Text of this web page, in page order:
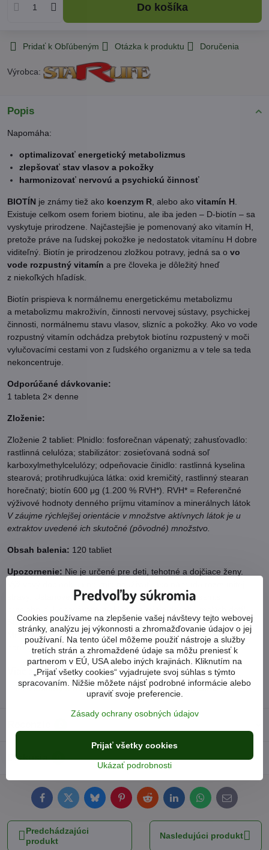
Do košíka
Pridať k Obľúbeným Otázka k produktu Doručenia
Výrobca:
Popis
Napomáha:
optimalizovať energetický metabolizmus
zlepšovať stav vlasov a pokožky
harmonizovať nervovú a psychickú činnosť
BIOTÍN je známy tiež ako koenzym R , alebo ako vitamín H
Existuje celkom osem foriem biotinu, ale iba jeden – D-biotín – sa
vyskytuje prirodzene. Najčastejšie je pomenovaný ako vitamín H,
pretože práve na ľudskej pokožke je nedostatok vitamínu H dobre
viditeľný. Biotín je prirodzenou zložkou potravy, jedná sa o vo
vode rozpustný vitamín a pre človeka je dôležitý hneď
z niekoľkých hľadísk.
Biotín prispieva k normálnemu energetickému metabolizmu
a metabolizmu makroživín, činnosti nervovej sústavy, psychickej
činnosti, normálnemu stavu vlasov, slizníc a pokožky. Ako vo vode
rozpustný vitamín odchádza prebytok biotínu rozpustený v moči
vylučovacími cestami von z ľudského organizmu a v tele sa teda
nekoncentruje.
Odporúčané dávkovanie:
1 tableta 2× denne
Zloženie:
Zloženie 2 tabliet: Plnidlo: fosforečnan vápenatý; zahusťovadlo:
rastlinná celulóza; stabilizátor: zosieťovaná sodná soľ
karboxylmethylcelulózy; odpeňovacie činidlo: rastlinná kyselina
stearová; protihrudkujúca látka: oxid kremičitý, rastlinný stearan
horečnatý; biotín 600 μg (1.200 % RVH*). RVH* = Referenčné
výživové hodnoty denného príjmu vitamínov a minerálnych látok
V záujme rýchlejšej orientácie v množstve aktívnych látok je u
extraktov uvedené ich skutočné (pôvodné) množstvo.
Obsah balenia: 120 tabliet
Upozornenie: Nie je určené pre deti, tehotné a dojčiace ženy.
stravy. Ustanovená odporúčaná denná dávka sa nesmie
Skladujte a po otvorení uchovávajte na suchom a tmavom mieste.
Minimálna trvanlivosť: do dátumu uvedeného údajom EXP na
hornej strane obalu.
Viac z kategórie
Vitamíny a minerály Produkty STARLIFE
Diskusia 0
FacebookTwitterBlueskyPinterestRedditLinkedInWhatsApp
E-
mail
Predchádzajúci
produkt
Nasledujúci produkt
Predvoľby súkromia
Cookies používame na zlepšenie vašej návštevy tejto webovej
stránky, analýzu jej výkonnosti a zhromažďovanie údajov o jej
používaní. Na tento účel môžeme použiť nástroje a služby
tretích strán a zhromaždené údaje sa môžu preniesť k
partnerom v EÚ, USA alebo iných krajinách. Kliknutím na
„Prijať všetky cookies“ vyjadrujete svoj súhlas s týmto
spracovaním. Nižšie môžete nájsť podrobné informácie alebo
upraviť svoje preferencie.
Zásady ochrany osobných údajov
Ukázať podrobnosti
Prijať všetky cookies